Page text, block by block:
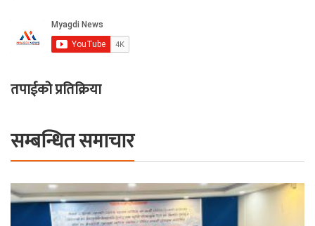
तपाईको प्रतिक्रिया
सम्बन्धित समाचार